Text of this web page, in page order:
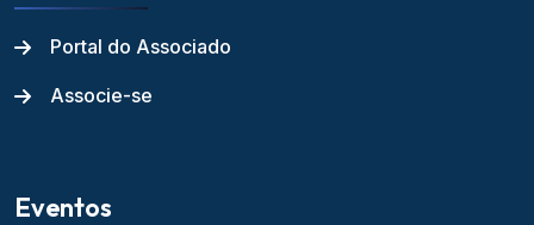
Portal do Associado
Associe-se
Eventos